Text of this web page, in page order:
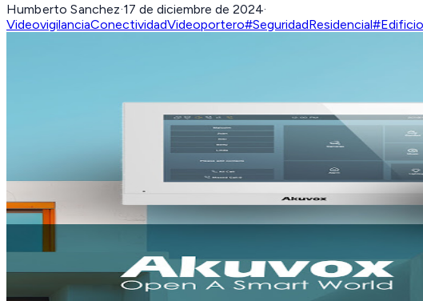
Humberto Sanchez·17 de diciembre de 2024·
VideovigilanciaConectividadVideoportero#SeguridadResidencial